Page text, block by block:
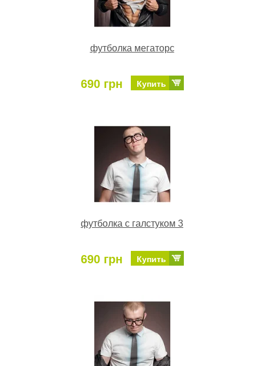
футболка мегаторс
690 грн Купить
футболка с галстуком 3
690 грн Купить